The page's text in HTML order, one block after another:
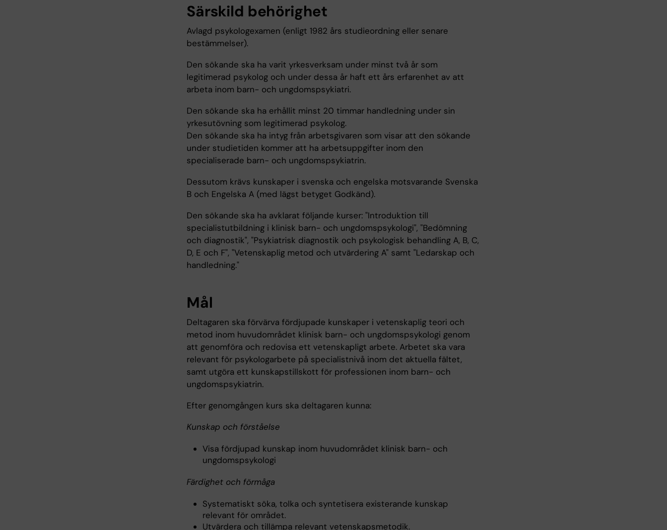
Särskild behörighet
Avlagd psykologexamen (enligt 1982 års studieordning eller senare
bestämmelser).
Den sökande ska ha varit yrkesverksam under minst två år som
legitimerad psykolog och under dessa år haft ett års erfarenhet av att
arbeta inom barn- och ungdomspsykiatri.
Den sökande ska ha erhållit minst 20 timmar handledning under sin
yrkesutövning som legitimerad psykolog.
Den sökande ska ha intyg från arbetsgivaren som visar att den sökande
under studietiden kommer att ha arbetsuppgifter inom den
specialiserade barn- och ungdomspsykiatrin.
Dessutom krävs kunskaper i svenska och engelska motsvarande Svenska
B och Engelska A (med lägst betyget Godkänd).
Den sökande ska ha avklarat följande kurser: "Introduktion till
specialistutbildning i klinisk barn- och ungdomspsykologi", "Bedömning
och diagnostik", "Psykiatrisk diagnostik och psykologisk behandling A, B, C,
D, E och F", "Vetenskaplig metod och utvärdering A" samt "Ledarskap och
handledning."
Mål
Deltagaren ska förvärva fördjupade kunskaper i vetenskaplig teori och
metod inom huvudområdet klinisk barn- och ungdomspsykologi genom
att genomföra och redovisa ett vetenskapligt arbete. Arbetet ska vara
relevant för psykologarbete på specialistnivå inom det aktuella fältet,
samt utgöra ett kunskapstillskott för professionen inom barn- och
ungdomspsykiatrin.
Efter genomgången kurs ska deltagaren kunna:
Kunskap och förståelse
Visa fördjupad kunskap inom huvudområdet klinisk barn- och
ungdomspsykologi
Färdighet och förmåga
Systematiskt söka, tolka och syntetisera existerande kunskap
relevant för området.
Utvärdera och tillämpa relevant vetenskapsmetodik.